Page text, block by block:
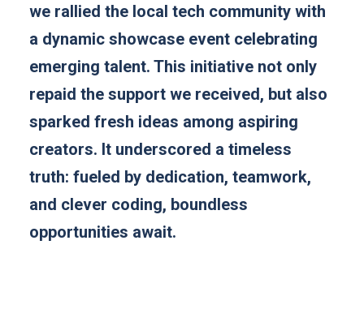
we rallied the local tech community with
a dynamic showcase event celebrating
emerging talent. This initiative not only
repaid the support we received, but also
sparked fresh ideas among aspiring
creators. It underscored a timeless
truth: fueled by dedication, teamwork,
and clever coding, boundless
opportunities await.